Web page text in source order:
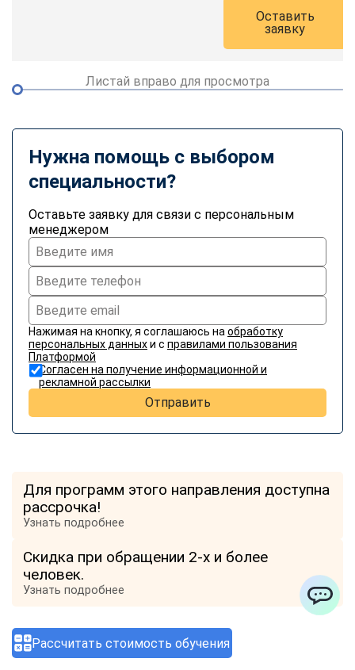
Рассчитать стоимость обучения
Оставить
заявку
Листай вправо для просмотра
Нужна помощь с выбором
специальности?
Оставьте заявку для связи с персональным
менеджером
Нажимая на кнопку, я соглашаюсь на обработку
персональных данныхи с правилами пользования
Платформой
Согласен на получение информационной и
рекламной рассылки
Отправить
Для программ этого направления доступна
рассрочка!
Узнать подробнее
Скидка при обращении 2-х и более
человек.
Узнать подробнее
Отзывы о компании
Telegram WhatsApp
Vkontakte EMail
Max